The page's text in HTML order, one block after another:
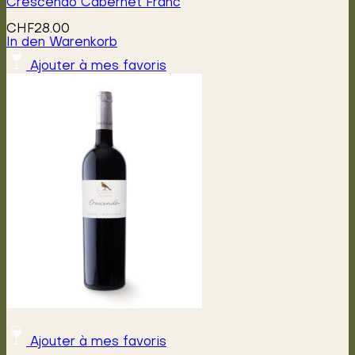
Crescendo Cabernet Franc
CHF28.00
In den Warenkorb
Ajouter à mes favoris
Ajouter à mes favoris